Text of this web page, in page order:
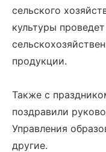
сельского
культуры
продукции.
Также с
поздравили
Управления
другие.